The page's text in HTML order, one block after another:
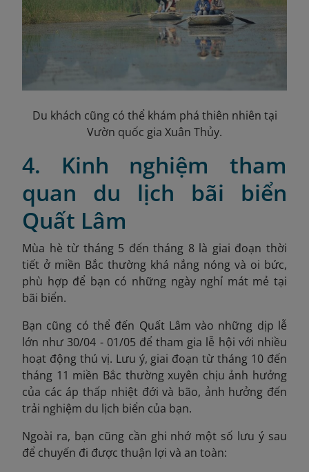
Du khách cũng có thể khám phá thiên nhiên tại
Vườn quốc gia Xuân Thủy.
4. Kinh nghiệm tham
quan du lịch bãi biển
Quất Lâm
Mùa hè từ tháng 5 đến tháng 8 là giai đoạn thời
tiết ở miền Bắc thường khá nắng nóng và oi bức,
phù hợp để bạn có những ngày nghỉ mát mẻ tại
bãi biển.
Bạn cũng có thể đến Quất Lâm vào những dịp lễ
lớn như 30/04 - 01/05 để tham gia lễ hội với nhiều
hoạt động thú vị. Lưu ý, giai đoạn từ tháng 10 đến
tháng 11 miền Bắc thường xuyên chịu ảnh hưởng
của các áp thấp nhiệt đới và bão, ảnh hưởng đến
trải nghiệm du lịch biển của bạn.
Ngoài ra, bạn cũng cần ghi nhớ một số lưu ý sau
để chuyến đi được thuận lợi và an toàn: